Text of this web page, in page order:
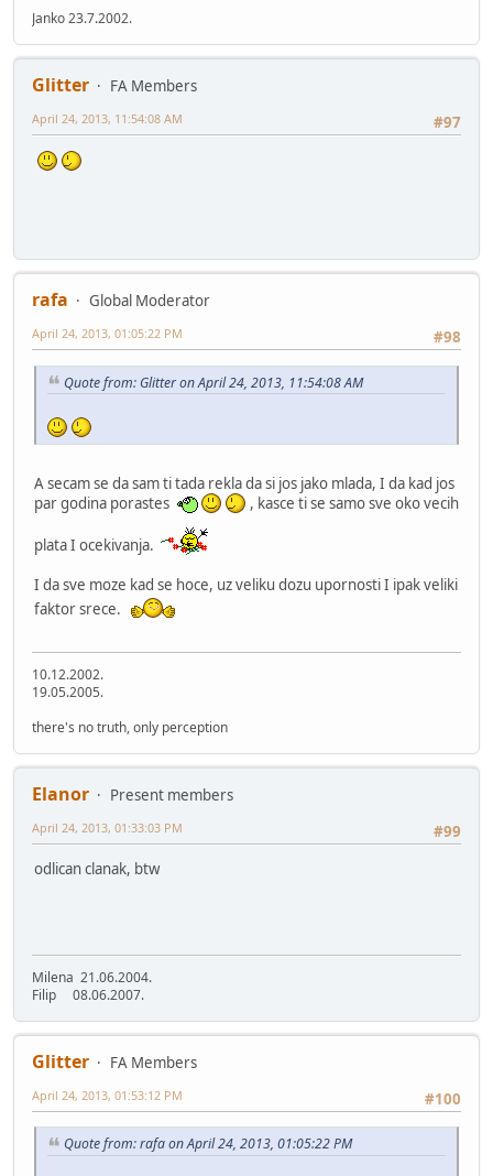
Janko 23.7.2002.
Glitter
FA Members
#97
April 24, 2013, 11:54:08 AM
rafa
Global Moderator
#98
April 24, 2013, 01:05:22 PM
Quote from: Glitter on April 24, 2013, 11:54:08 AM
A secam se da sam ti tada rekla da si jos jako mlada, I da kad jos
par godina porastes
, kasce ti se samo sve oko vecih
plata I ocekivanja.
I da sve moze kad se hoce, uz veliku dozu upornosti I ipak veliki
faktor srece.
10.12.2002.
19.05.2005.
there's no truth, only perception
Elanor
Present members
#99
April 24, 2013, 01:33:03 PM
odlican clanak, btw
Milena 21.06.2004.
Filip 08.06.2007.
Glitter
FA Members
#100
April 24, 2013, 01:53:12 PM
Quote from: rafa on April 24, 2013, 01:05:22 PM